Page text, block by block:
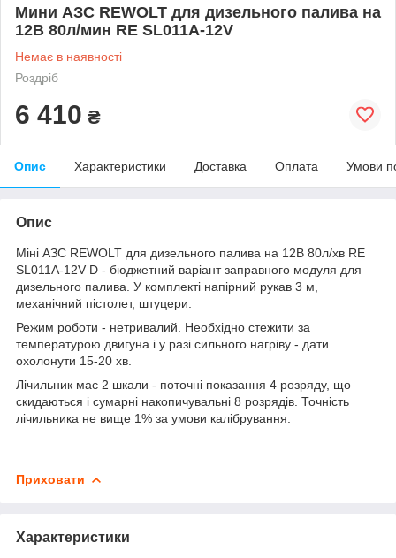
Мини АЗС REWOLT для дизельного палива на
12В 80л/мин RE SL011A-12V
Немає в наявності
Роздріб
6 410 ₴
Опис Характеристики Доставка Оплата Умови
Опис
Міні АЗС REWOLT для дизельного палива на 12В 80л/хв RE
SL011A-12V D - бюджетний варіант заправного модуля для
дизельного палива. У комплекті напірний рукав 3 м,
механічний пістолет, штуцери.
Режим роботи - нетривалий. Необхідно стежити за
температурою двигуна і у разі сильного нагріву - дати
охолонути 15-20 хв.
Лічильник має 2 шкали - поточні показання 4 розряду, що
скидаються і сумарні накопичувальні 8 розрядів. Точність
лічильника не вище 1% за умови калібрування.
Приховати
Характеристики